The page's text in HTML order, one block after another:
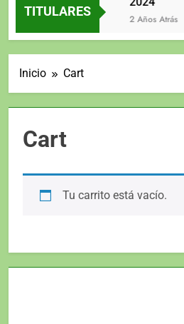
TITULARES
2 Años Atrás 2 Años Atrás
Inicio Cart
Cart
Tu carrito está vacío.